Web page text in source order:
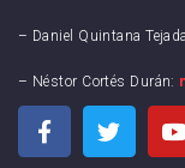
– Daniel Quintana
– Néstor Cortés Durán: